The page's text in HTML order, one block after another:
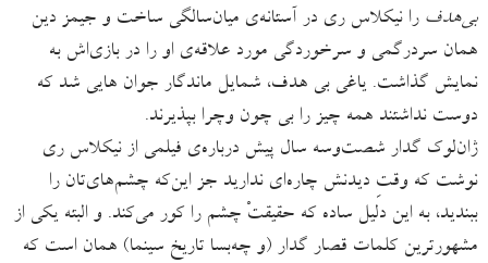
بی‌هدف را نیکلاس ری در آستانه‌ی میان‌سالگی ساخت و جیمز دین
همان سردرگمی و سرخوردگی مورد علاقه‌ی او را در بازی‌اش به
نمایش گذاشت. یاغی بی هدف، شمایل ماندگار جوان هایی شد که
دوست نداشتند همه چیز را بی چون وچرا بپذیرند.
ژان‌لوک گدار شصت‌وسه سال پیش درباره‌ی فیلمی از نیکلاس ری
نوشت که وقتِ دیدنش چاره‌ای ندارید جز این‌که چشم‌های‌تان را
ببندید، به این دلیل ساده که حقیقتْ چشم را کور می‌کند. و البته یکی از
مشهورترین کلمات قصار گدار (و چه‌بسا تاریخ سینما) همان است که